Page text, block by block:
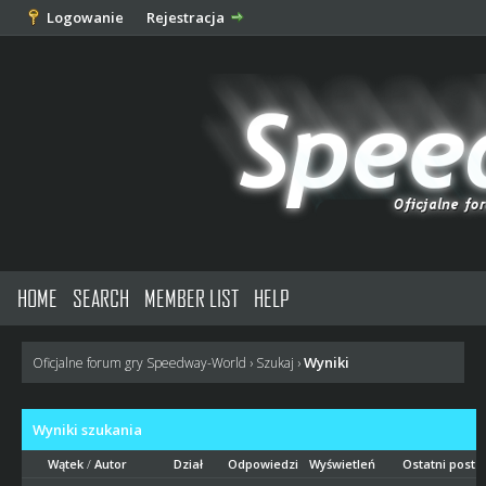
Logowanie Rejestracja
HOME SEARCH MEMBER LIST HELP
Oficjalne forum gry Speedway-World › Szukaj ›Wyniki
Wyniki szukania
Wątek /Autor Dział Odpowiedzi Wyświetleń Ostatni post